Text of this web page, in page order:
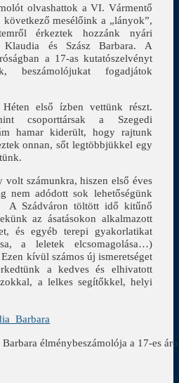
olvashattok a VI. Vármentő
mesélőink a „lányok”,
érkeztek hozzánk nyári
Klaudia és Szász Barbara. A
a 17-as kutatószelvényt
beszámolójukat fogadjátok
első ízben vettünk részt.
csoporttársak a Szegedi
hamar kiderült, hogy rajtunk
onnan, sőt legtöbbjükkel egy
számunkra, hiszen első éves
nem adódott sok lehetőségünk
A Szádváron töltött idő kitűnő
az ásatásokon alkalmazott
és egyéb terepi gyakorlatikat
a leletek elcsomagolása…)
kívül számos új ismeretséget
a kedves és elhivatott
a lelkes segítőkkel, helyi
élménybeszámolója a 17-es